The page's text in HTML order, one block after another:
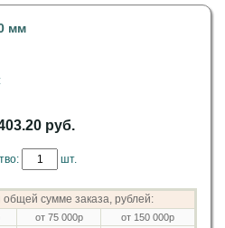
мм
руб.
шт.
сумме заказа, рублей:
от 75 000р
от 150 000р